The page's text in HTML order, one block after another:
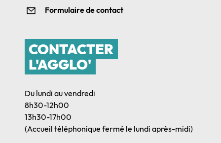
Formulaire de contact
CONTACTER
L'AGGLO'
Du lundi au vendredi
8h30-12h00
13h30-17h00
(Accueil téléphonique fermé le lundi après-midi)